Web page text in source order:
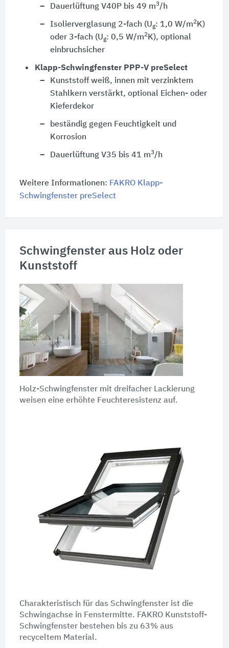
Dauerlüftung V40P bis 49 m3/h
Isolierverglasung 2-fach (Ug: 1,0 W/m2K)
oder 3-fach (Ug: 0,5 W/m2K), optional
einbruchsicher
Klapp-Schwingfenster PPP-V preSelect
Kunststoff weiß, innen mit verzinktem
Stahlkern verstärkt, optional Eichen- oder
Kieferdekor
beständig gegen Feuchtigkeit und
Korrosion
Dauerlüftung V35 bis 41 m3/h
Weitere Informationen: FAKRO Klapp-
Schwingfenster preSelect
Schwingfenster aus Holz oder
Kunststoff
Holz-Schwingfenster mit dreifacher Lackierung
weisen eine erhöhte Feuchteresistenz auf.
Charakteristisch für das Schwingfenster ist die
Schwingachse in Fenstermitte. FAKRO Kunststoff-
Schwingfenster bestehen bis zu 63% aus
recyceltem Material.